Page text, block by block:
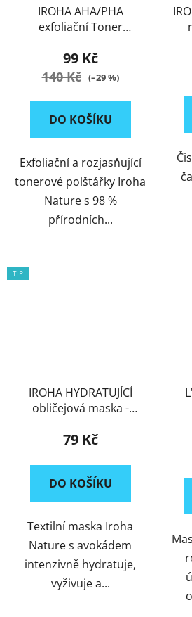
IROHA AHA/PHA
exfoliační Toner
99 Kč
140 Kč (–29 %)
DO KOŠÍKU
Exfoliační a rozjasňující
tonerové polštářky Iroha
Nature s 98 %
přírodních...
TIP
IROHA HYDRATUJÍCÍ
obličejová maska -
79 Kč
DO KOŠÍKU
Textilní maska Iroha
Nature s avokádem
intenzivně hydratuje,
vyživuje a...